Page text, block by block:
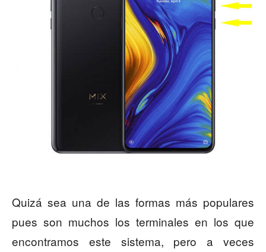
Quizá sea una de las formas más populares
pues son muchos los terminales en los que
encontramos este sistema, pero a veces